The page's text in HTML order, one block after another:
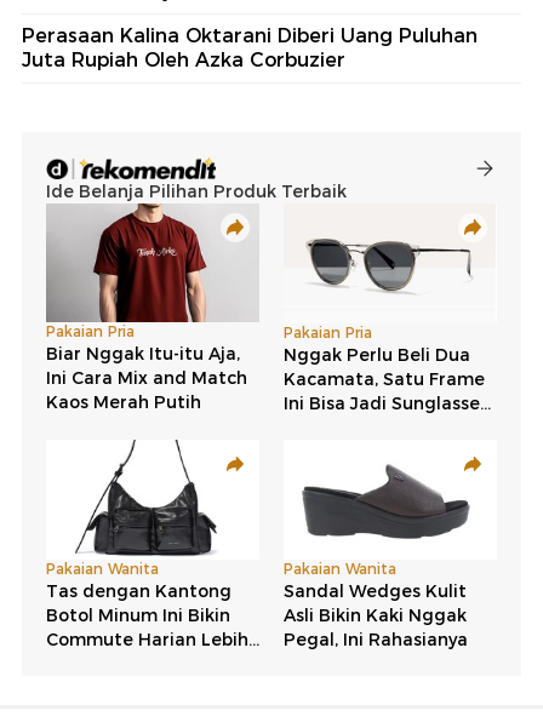
Perasaan Kalina Oktarani Diberi Uang Puluhan
Juta Rupiah Oleh Azka Corbuzier